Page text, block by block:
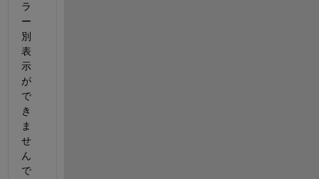
ラ
ー
別
表
示
が
で
き
ま
せ
ん
で